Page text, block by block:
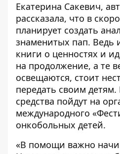
Екатерина Сакевич,
рассказала, что в
планирует создать
знаменитых пап. Ведь
книги о ценностях и
на продолжение, а те
освещаются, стоит
передать своим
средства пойдут на
международного
онкобольных детей.
«В помощи важно